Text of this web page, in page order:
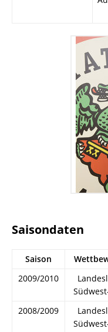
Saisondaten
Saison
2009/2010
2008/2009